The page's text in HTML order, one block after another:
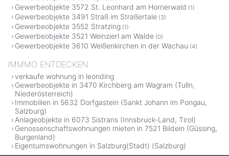
Gewerbeobjekte 3572 St. Leonhard am Hornerwald (1)
Gewerbeobjekte 3491 Straß im Straßertale (3)
Gewerbeobjekte 3552 Stratzing (1)
Gewerbeobjekte 3521 Weinzierl am Walde (0)
Gewerbeobjekte 3610 Weißenkirchen in der Wachau (4)
IMMMO ENTDECKEN
verkaufe wohnung in leonding
Gewerbeobjekte in 3470 Kirchberg am Wagram (Tulln,
Niederösterreich)
Immobilien in 5632 Dorfgastein (Sankt Johann im Pongau,
Salzburg)
Anlageobjekte in 6073 Sistrans (Innsbruck-Land, Tirol)
Genossenschaftswohnungen mieten in 7521 Bildein (Güssing,
Burgenland)
Eigentumswohnungen in Salzburg(Stadt) (Salzburg)